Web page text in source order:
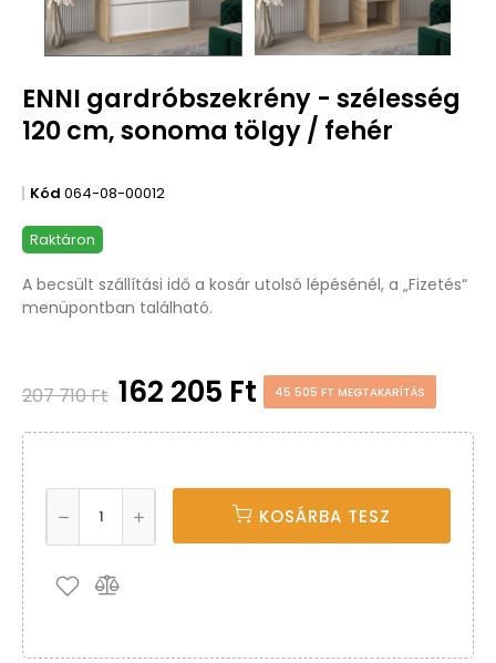
ENNI gardróbszekrény - szélesség
120 cm, sonoma tölgy / fehér
Kód 064-08-00012
Raktáron
A becsült szállítási idő a kosár utolsó lépésénél, a „Fizetés“
menüpontban található.
207 710 Ft 162 205 Ft 45 505 FT MEGTAKARÍTÁS
KOSÁRBA TESZ